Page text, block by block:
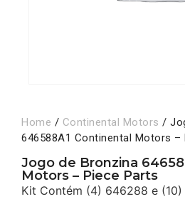
Home / Continental Motors /
646588A1 Continental Motors –
Jogo de Bronzina
Motors – Piece Parts
Kit Contém (4) 646288 e